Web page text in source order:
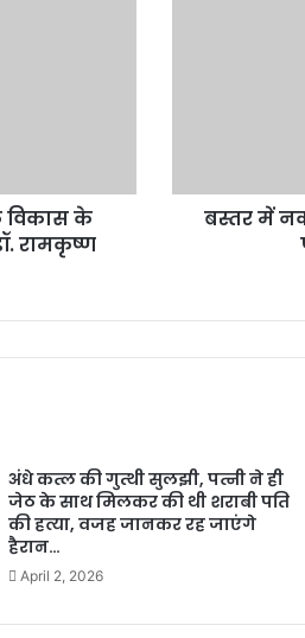
विकास के
रामकृष्ण
बस्तर में
अंधे कत्ल की गुत्थी सुलझी, पत्नी ने ही
जेठ के साथ मिलकर की थी शराबी पति
की हत्या, वजह जानकर रह जाएंगे
हैरान…
April 2, 2026